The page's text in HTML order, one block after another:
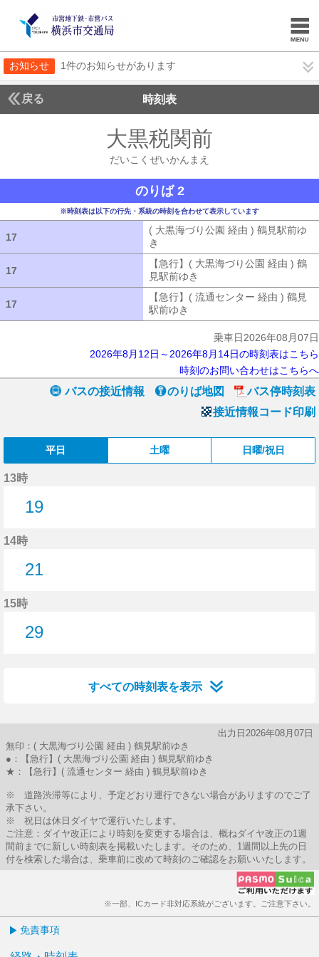
お知らせ 1件のお知らせがあります
戻る 時刻表
大黒税関前
だいこくぜいかんまえ
のりば 2
※時刻表は以下の行先・系統の時刻を合わせて表示しています
17
( 大黒海づり公園 経由 ) 鶴見駅前ゆ
き
17
【急行】( 大黒海づり公園 経由 ) 鶴
見駅前ゆき
17
【急行】( 流通センター 経由 ) 鶴見
駅前ゆき
乗車日2026年08月07日
2026年8月12日～2026年8月14日の時刻表はこちら
時刻のお問い合わせはこちらへ
バスの接近情報 のりば地図
バス停時刻表
接近情報コード印刷
平日 土曜 日曜/祝日
13時
19
14時
21
15時
29
すべての時刻表を表示
出力日2026年08月07日
無印：( 大黒海づり公園 経由 ) 鶴見駅前ゆき
●：【急行】( 大黒海づり公園 経由 ) 鶴見駅前ゆき
★：【急行】( 流通センター 経由 ) 鶴見駅前ゆき
※ 道路渋滞等により、予定どおり運行できない場合がありますのでご了
承下さい。
※ 祝日は休日ダイヤで運行いたします。
ご注意：ダイヤ改正により時刻を変更する場合は、概ねダイヤ改正の1週
間前までに新しい時刻表を掲載いたします。そのため、1週間以上先の日
付を検索した場合は、乗車前に改めて時刻のご確認をお願いいたします。
※一部、ICカード非対応系統がございます。ご注意下さい。
免責事項